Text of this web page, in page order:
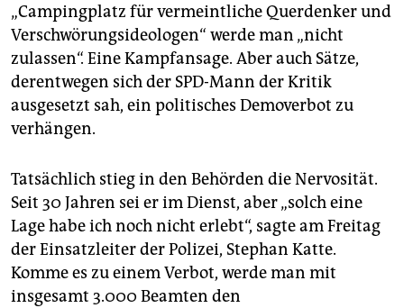
„Campingplatz für vermeintliche Querdenker und
Verschwörungsideologen“ werde man „nicht
zulassen“. Eine Kampfansage. Aber auch Sätze,
derentwegen sich der SPD-Mann der Kritik
ausgesetzt sah, ein politisches Demoverbot zu
verhängen.
Tatsächlich stieg in den Behörden die Nervosität.
Seit 30 Jahren sei er im Dienst, aber „solch eine
Lage habe ich noch nicht erlebt“, sagte am Freitag
der Einsatzleiter der Polizei, Stephan Katte.
Komme es zu einem Verbot, werde man mit
insgesamt 3.000 Beamten den